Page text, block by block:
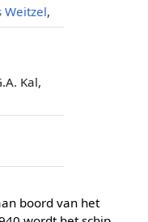
Weitzel,
Kal,
boord van het